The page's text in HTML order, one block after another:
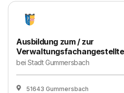
Ausbildung zum / zur
beiStadt Gummersbach
51643 Gummersbach